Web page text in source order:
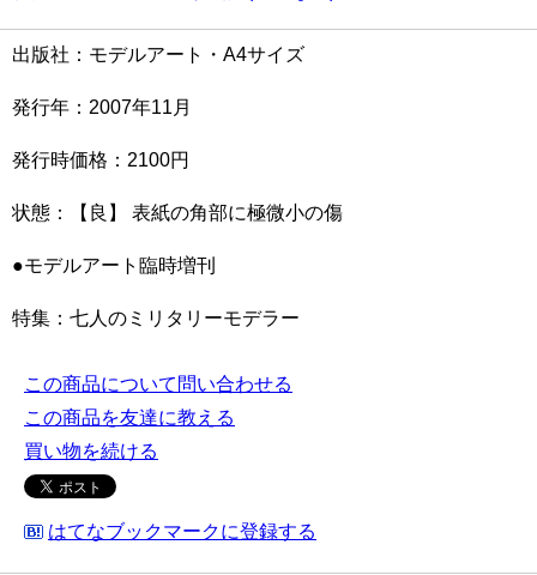
出版社：モデルアート・A4サイズ
発行年：2007年11月
発行時価格：2100円
状態：【良】 表紙の角部に極微小の傷
●モデルアート臨時増刊
特集：七人のミリタリーモデラー
この商品について問い合わせる
この商品を友達に教える
買い物を続ける
はてなブックマークに登録する